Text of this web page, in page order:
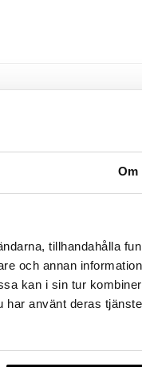
Om
tillhandahålla
och annan
kan i sin tur
har använt deras
-39%